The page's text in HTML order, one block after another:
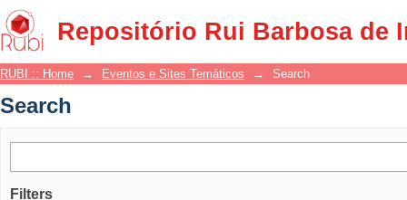
Repositório Rui Barbosa de
Search
RUBI :: Home → Eventos e Sites Temáticos → Search
Search
Filters